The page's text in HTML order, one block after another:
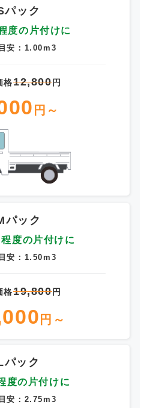
パック
度の片付けに
安：1.00m3
格12,800円
円～
パック
度の片付けに
安：1.50m3
格19,800円
円～
パック
度の片付けに
安：2.75m3